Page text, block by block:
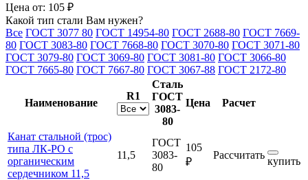
Цена от: 105 ₽
Какой тип стали Вам нужен?
Все ГОСТ 3077 80 ГОСТ 14954-80 ГОСТ 2688-80 ГОСТ 7669-
80 ГОСТ 3083-80 ГОСТ 7668-80 ГОСТ 3070-80 ГОСТ 3071-80
ГОСТ 3079-80 ГОСТ 3069-80 ГОСТ 3081-80 ГОСТ 3066-80
ГОСТ 7665-80 ГОСТ 7667-80 ГОСТ 3067-88 ГОСТ 2172-80
Наименование
R1
Сталь
ГОСТ
3083-
80
Цена Расчет
Канат стальной (трос)
типа ЛК-РО с
органическим
сердечником 11,5
11,5
ГОСТ
3083-
80
105
₽
Рассчитать
купить